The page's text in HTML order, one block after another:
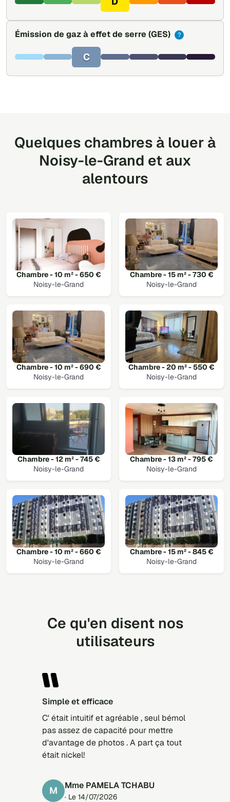
Émission de gaz à effet de serre (GES) ?
C
Quelques chambres à louer à
Noisy-le-Grand et aux
alentours
Chambre - 10 m² - 650 €
Noisy-le-Grand
Chambre - 15 m² - 730 €
Noisy-le-Grand
Chambre - 10 m² - 690 €
Noisy-le-Grand
Chambre - 20 m² - 550 €
Noisy-le-Grand
Chambre - 12 m² - 745 €
Noisy-le-Grand
Chambre - 13 m² - 795 €
Noisy-le-Grand
Chambre - 10 m² - 660 €
Noisy-le-Grand
Chambre - 15 m² - 845 €
Noisy-le-Grand
Ce qu'en disent nos
utilisateurs
Simple et efficace
C' était intuitif et agréable , seul bémol
pas assez de capacité pour mettre
d'avantage de photos . A part ça tout
était nickel!
M Mme PAMELA TCHABU
· Le 14/07/2026